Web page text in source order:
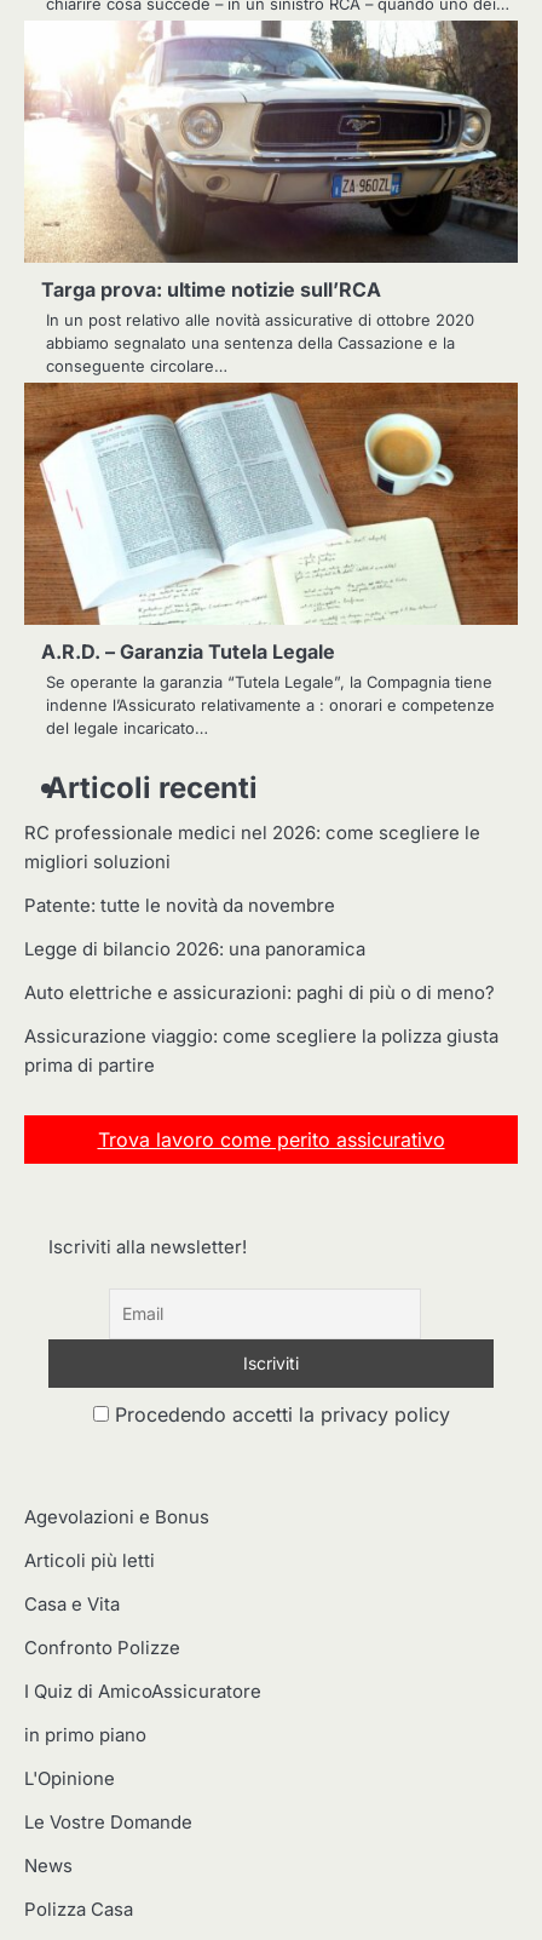
Targa prova: ultime notizie sull’RCA
In un post relativo alle novità assicurative di ottobre 2020
abbiamo segnalato una sentenza della Cassazione e la
conseguente circolare…
A.R.D. – Garanzia Tutela Legale
Se operante la garanzia “Tutela Legale”, la Compagnia tiene
indenne l’Assicurato relativamente a : onorari e competenze
del legale incaricato…
Articoli recenti
RC professionale medici nel 2026: come scegliere le
migliori soluzioni
Patente: tutte le novità da novembre
Legge di bilancio 2026: una panoramica
Auto elettriche e assicurazioni: paghi di più o di meno?
Assicurazione viaggio: come scegliere la polizza giusta
prima di partire
Trova lavoro come perito assicurativo
Iscriviti alla newsletter!
Procedendo accetti la privacy policy
Agevolazioni e Bonus
Articoli più letti
Casa e Vita
Confronto Polizze
I Quiz di AmicoAssicuratore
in primo piano
L'Opinione
Le Vostre Domande
News
Polizza Casa